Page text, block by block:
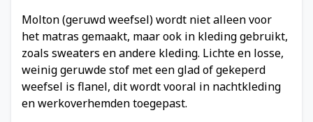
Molton (geruwd weefsel) wordt niet alleen voor
het matras gemaakt, maar ook in kleding gebruikt,
zoals sweaters en andere kleding. Lichte en losse,
weinig geruwde stof met een glad of gekeperd
weefsel is flanel, dit wordt vooral in nachtkleding
en werkoverhemden toegepast.